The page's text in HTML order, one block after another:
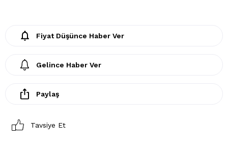
Fiyat Düşünce Haber Ver
Gelince Haber Ver
Paylaş
Tavsiye Et